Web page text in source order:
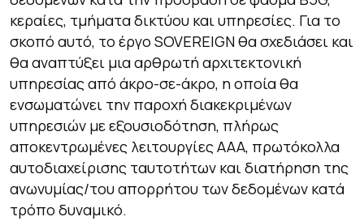
κεραίες, τμήματα δικτύου και υπηρεσίες. Για το
σκοπό αυτό, το έργο SOVEREIGN θα σχεδιάσει και
θα αναπτύξει μια αρθρωτή αρχιτεκτονική
υπηρεσίας από άκρο-σε-άκρο, η οποία θα
ενσωματώνει την παροχή διακεκριμένων
υπηρεσιών με εξουσιοδότηση, πλήρως
αποκεντρωμένες λειτουργίες AAA, πρωτόκολλα
αυτοδιαχείρισης ταυτοτήτων και διατήρηση της
ανωνυμίας/του απορρήτου των δεδομένων κατά
τρόπο δυναμικό.